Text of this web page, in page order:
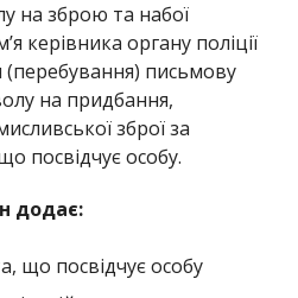
на зброю та набої
керівника органу поліції
письмову
на придбання,
зброї за
посвідчує особу.
додає:
що посвідчує особу